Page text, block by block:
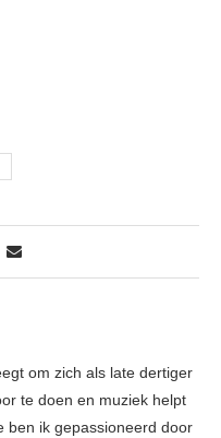
om zich als late dertiger
te doen en muziek helpt
ben ik gepassioneerd door